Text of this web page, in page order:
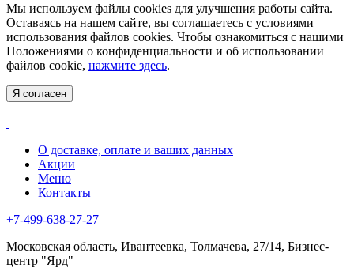
Мы используем файлы cookies для улучшения работы сайта.
Оставаясь на нашем сайте, вы соглашаетесь с условиями
использования файлов cookies. Чтобы ознакомиться с нашими
Положениями о конфиденциальности и об использовании
файлов cookie, нажмите здесь.
Я согласен
О доставке, оплате и ваших данных
Акции
Меню
Контакты
+7-499-638-27-27
Московская область, Ивантеевка, Толмачева, 27/14, Бизнес-
центр "Ярд"